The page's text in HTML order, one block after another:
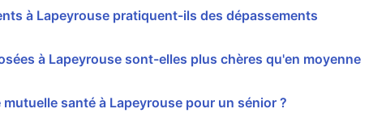
à Lapeyrouse pratiquent-ils des dépassements
à Lapeyrouse sont-elles plus chères qu'en moyenne
santé à Lapeyrouse pour un sénior ?